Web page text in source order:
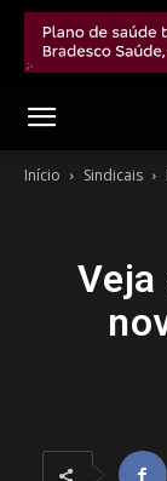
Início Sindicais